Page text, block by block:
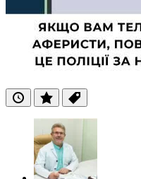
ОстанніПопулярні
Теги